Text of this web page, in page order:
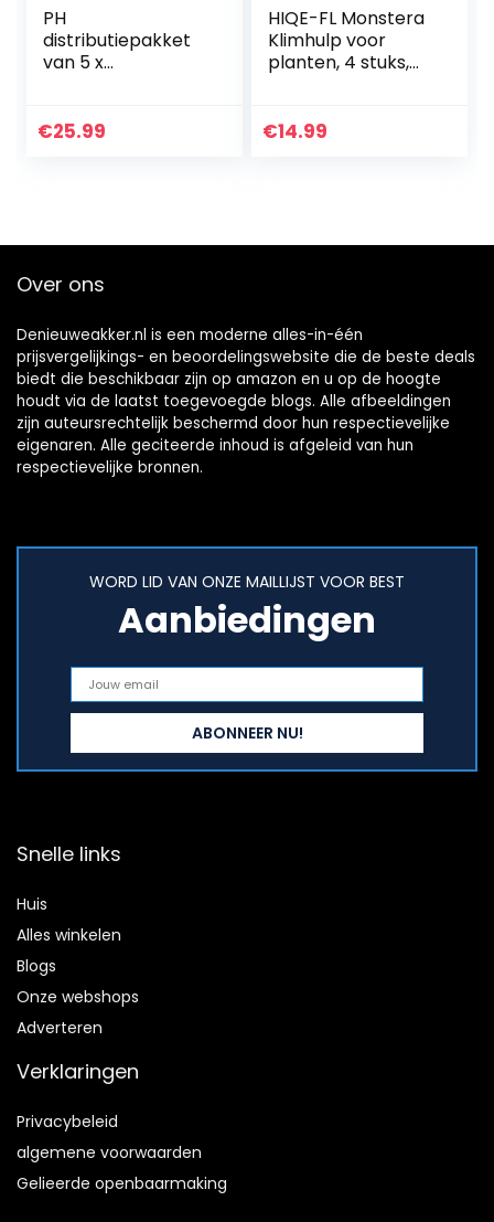
PH
distributiepakket
van 5 x
Ongedierte |
€25.99
HIQE-FL Monstera
Klimhulp voor
planten, 4 stuks,
kamerplanten,
€14.99
Over ons
Denieuweakker.nl is een moderne alles-in-één
prijsvergelijkings- en beoordelingswebsite die de beste deals
biedt die beschikbaar zijn op amazon en u op de hoogte
houdt via de laatst toegevoegde blogs. Alle afbeeldingen
zijn auteursrechtelijk beschermd door hun respectievelijke
eigenaren. Alle geciteerde inhoud is afgeleid van hun
respectievelijke bronnen.
WORD LID VAN ONZE MAILLIJST VOOR BEST
Aanbiedingen
Snelle links
Huis
Alles winkelen
Blogs
Onze webshops
Adverteren
Verklaringen
Privacybeleid
algemene voorwaarden
Gelieerde openbaarmaking